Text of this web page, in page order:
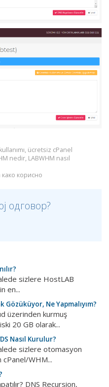
ücretsiz cPanel
nedir, LABWHM nasıl
корисно
одговор?
sizlere HostLAB
en...
Gözüküyor, Ne Yapmalıyım?
üzerinden kurmuş
20 GB olarak...
Nasıl Kurulur?
sizlere otomasyon
WHM...
DNS Recursion,